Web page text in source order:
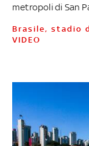
metropoli di San
Brasile, stadio di San Paolo diventa un ospedale.
VIDEO